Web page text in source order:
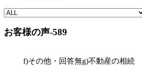
お客様の声-589
f)その他・回答無g)不動産の相続